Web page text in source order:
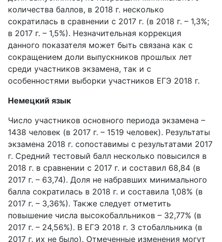
количества баллов, в 2018 г. несколько
сократилась в сравнении с 2017 г. (в 2018 г. – 1,3%;
в 2017 г. – 1,5%). Незначительная коррекция
данного показателя может быть связана как с
сокращением доли выпускников прошлых лет
среди участников экзамена, так и с
особенностями выборки участников ЕГЭ 2018 г.
Немецкий язык
Число участников основного периода экзамена –
1438 человек (в 2017 г. – 1519 человек). Результаты
экзамена 2018 г. сопоставимы с результатами 2017
г. Средний тестовый балл несколько повысился в
2018 г. в сравнении с 2017 г. и составил 68,84 (в
2017 г. – 63,74). Доля не набравших минимального
балла сократилась в 2018 г. и составила 1,08% (в
2017 г. – 3,36%). Также следует отметить
повышение числа высокобалльников – 32,77% (в
2017 г. – 24,56%). В ЕГЭ 2018 г. 3 стобалльника (в
2017 г. их не было). Отмеченные изменения могут